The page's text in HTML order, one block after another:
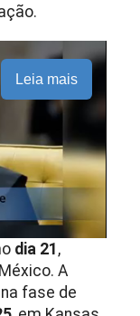
Leia mais
dia 21 ,
A
fase de